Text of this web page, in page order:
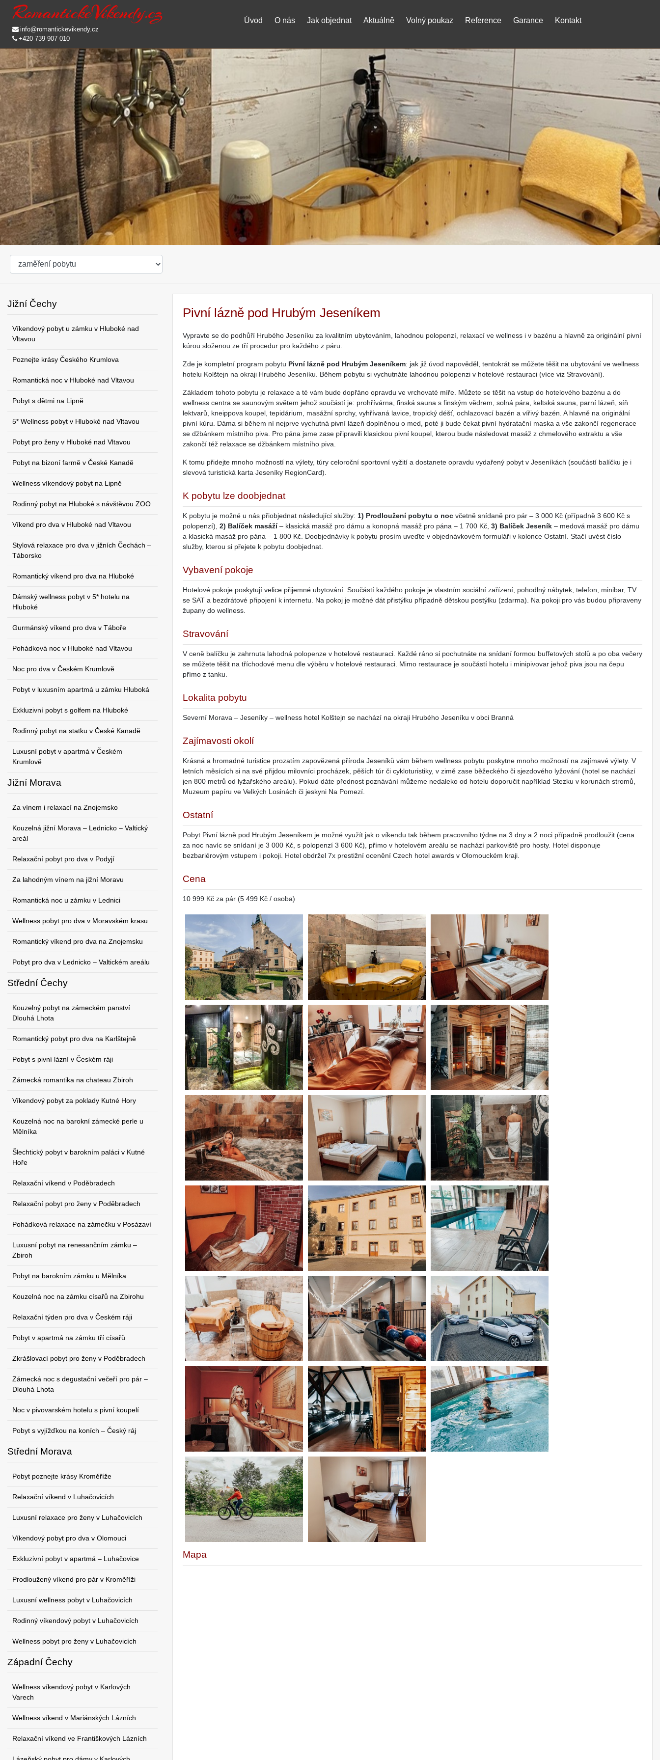
info@romantickevikendy.cz
+420 739 907 010
Úvod O nás Jak objednat Aktuálně Volný poukaz Reference Garance Kontakt
Jižní Čechy
Víkendový pobyt u zámku v Hluboké nad
Vltavou
Poznejte krásy Českého Krumlova
Romantická noc v Hluboké nad Vltavou
Pobyt s dětmi na Lipně
5* Wellness pobyt v Hluboké nad Vltavou
Pobyt pro ženy v Hluboké nad Vltavou
Pobyt na bizoní farmě v České Kanadě
Wellness víkendový pobyt na Lipně
Rodinný pobyt na Hluboké s návštěvou ZOO
Víkend pro dva v Hluboké nad Vltavou
Stylová relaxace pro dva v jižních Čechách –
Táborsko
Romantický víkend pro dva na Hluboké
Dámský wellness pobyt v 5* hotelu na
Hluboké
Gurmánský víkend pro dva v Táboře
Pohádková noc v Hluboké nad Vltavou
Noc pro dva v Českém Krumlově
Pobyt v luxusním apartmá u zámku Hluboká
Exkluzivní pobyt s golfem na Hluboké
Rodinný pobyt na statku v České Kanadě
Luxusní pobyt v apartmá v Českém
Krumlově
Jižní Morava
Za vínem i relaxací na Znojemsko
Kouzelná jižní Morava – Lednicko – Valtický
areál
Relaxační pobyt pro dva v Podyjí
Za lahodným vínem na jižní Moravu
Romantická noc u zámku v Lednici
Wellness pobyt pro dva v Moravském krasu
Romantický víkend pro dva na Znojemsku
Pobyt pro dva v Lednicko – Valtickém areálu
Střední Čechy
Kouzelný pobyt na zámeckém panství
Dlouhá Lhota
Romantický pobyt pro dva na Karlštejně
Pobyt s pivní lázní v Českém ráji
Zámecká romantika na chateau Zbiroh
Víkendový pobyt za poklady Kutné Hory
Kouzelná noc na barokní zámecké perle u
Mělníka
Šlechtický pobyt v barokním paláci v Kutné
Hoře
Relaxační víkend v Poděbradech
Relaxační pobyt pro ženy v Poděbradech
Pohádková relaxace na zámečku v Posázaví
Luxusní pobyt na renesančním zámku –
Zbiroh
Pobyt na barokním zámku u Mělníka
Kouzelná noc na zámku císařů na Zbirohu
Relaxační týden pro dva v Českém ráji
Pobyt v apartmá na zámku tří císařů
Zkrášlovací pobyt pro ženy v Poděbradech
Zámecká noc s degustační večeří pro pár –
Dlouhá Lhota
Noc v pivovarském hotelu s pivní koupelí
Pobyt s vyjížďkou na koních – Český ráj
Střední Morava
Pobyt poznejte krásy Kroměříže
Relaxační víkend v Luhačovicích
Luxusní relaxace pro ženy v Luhačovicích
Víkendový pobyt pro dva v Olomouci
Exkluzivní pobyt v apartmá – Luhačovice
Prodloužený víkend pro pár v Kroměříži
Luxusní wellness pobyt v Luhačovicích
Rodinný víkendový pobyt v Luhačovicích
Wellness pobyt pro ženy v Luhačovicích
Západní Čechy
Wellness víkendový pobyt v Karlových
Varech
Wellness víkend v Mariánských Lázních
Relaxační víkend ve Františkových Lázních
Pivní lázně pod Hrubým Jeseníkem
Vypravte se do podhůří Hrubého Jeseníku za kvalitním ubytováním, lahodnou polopenzí, relaxací ve wellness i v bazénu a hlavně za originální pivní
kúrou složenou ze tří procedur pro každého z páru.
Zde je kompletní program pobytu Pivní lázně pod Hrubým Jeseníkem: jak již úvod napověděl, tentokrát se můžete těšit na ubytování ve wellness
hotelu Kolštejn na okraji Hrubého Jeseníku. Během pobytu si vychutnáte lahodnou polopenzi v hotelové restauraci (více viz Stravování).
Základem tohoto pobytu je relaxace a té vám bude dopřáno opravdu ve vrchovaté míře. Můžete se těšit na vstup do hotelového bazénu a do
wellness centra se saunovým světem jehož součástí je: prohřívárna, finská sauna s finským vědrem, solná pára, keltská sauna, parní lázeň, síň
lektvarů, kneippova koupel, tepidárium, masážní sprchy, vyhřívaná lavice, tropický déšť, ochlazovací bazén a vířivý bazén. A hlavně na originální
pivní kúru. Dáma si během ní nejprve vychutná pivní lázeň doplněnou o med, poté ji bude čekat pivní hydratační maska a vše zakončí regenerace
se džbánkem místního piva. Pro pána jsme zase připravili klasickou pivní koupel, kterou bude následovat masáž z chmelového extraktu a vše
zakončí též relaxace se džbánkem místního piva.
K tomu přidejte mnoho možností na výlety, túry celoroční sportovní vyžití a dostanete opravdu vydařený pobyt v Jeseníkách (součástí balíčku je i
slevová turistická karta Jeseníky RegionCard).
K pobytu lze doobjednat
K pobytu je možné u nás přiobjednat následující služby: 1) Prodloužení pobytu o noc včetně snídaně pro pár – 3 000 Kč (případně 3 600 Kč s
polopenzí), 2) Balíček masáží– klasická masáž pro dámu a konopná masáž pro pána – 1 700 Kč, 3) Balíček Jeseník – medová masáž pro dámu
a klasická masáž pro pána – 1 800 Kč. Doobjednávky k pobytu prosím uveďte v objednávkovém formuláři v kolonce Ostatní. Stačí uvést číslo
služby, kterou si přejete k pobytu doobjednat.
Vybavení pokoje
Hotelové pokoje poskytují velice přijemné ubytování. Součástí každého pokoje je vlastním sociální zařízení, pohodlný nábytek, telefon, minibar, TV
se SAT a bezdrátové připojení k internetu. Na pokoj je možné dát přistýlku případně dětskou postýlku (zdarma). Na pokoji pro vás budou připraveny
župany do wellness.
Stravování
V ceně balíčku je zahrnuta lahodná polopenze v hotelové restauraci. Každé ráno si pochutnáte na snídaní formou buffetových stolů a po oba večery
se můžete těšit na tříchodové menu dle výběru v hotelové restauraci. Mimo restaurace je součástí hotelu i minipivovar jehož piva jsou na čepu
přímo z tanku.
Lokalita pobytu
Severní Morava – Jeseníky – wellness hotel Kolštejn se nachází na okraji Hrubého Jeseníku v obci Branná
Zajímavosti okolí
Krásná a hromadné turistice prozatím zapovězená příroda Jeseníků vám během wellness pobytu poskytne mnoho možností na zajímavé výlety. V
letních měsících si na své přijdou milovníci procházek, pěších túr či cykloturistiky, v zimě zase běžeckého či sjezdového lyžování (hotel se nachází
jen 800 metrů od lyžařského areálu). Pokud dáte přednost poznávání můžeme nedaleko od hotelu doporučit například Stezku v korunách stromů,
Muzeum papíru ve Velkých Losinách či jeskyni Na Pomezí.
Ostatní
Pobyt Pivní lázně pod Hrubým Jeseníkem je možné využít jak o víkendu tak během pracovního týdne na 3 dny a 2 noci případně prodloužit (cena
za noc navíc se snídaní je 3 000 Kč, s polopenzí 3 600 Kč), přímo v hotelovém areálu se nachází parkoviště pro hosty. Hotel disponuje
bezbariérovým vstupem i pokoji. Hotel obdržel 7x prestižní ocenění Czech hotel awards v Olomouckém kraji.
Cena
10 999 Kč za pár (5 499 Kč / osoba)
Mapa